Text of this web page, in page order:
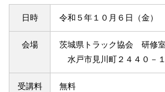
日時 令和５年１０月６日（金）
会場
茨城県トラック協会 研修
水戸市見川町２４４０－１
受講料 無料